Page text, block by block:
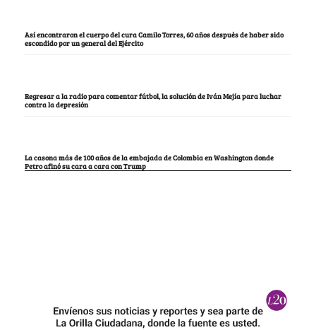
Así encontraron el cuerpo del cura Camilo Torres, 60 años después de haber sido
escondido por un general del Ejército
Regresar a la radio para comentar fútbol, la solución de Iván Mejía para luchar
contra la depresión
La casona más de 100 años de la embajada de Colombia en Washington donde
Petro afinó su cara a cara con Trump